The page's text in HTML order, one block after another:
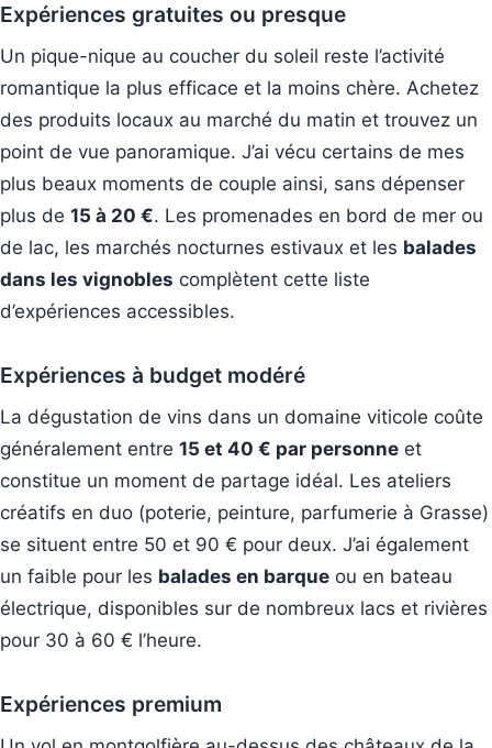
Expériences gratuites ou presque
Un pique-nique au coucher du soleil reste l’activité
romantique la plus efficace et la moins chère. Achetez
des produits locaux au marché du matin et trouvez un
point de vue panoramique. J’ai vécu certains de mes
plus beaux moments de couple ainsi, sans dépenser
plus de 15 à 20 €. Les promenades en bord de mer ou
de lac, les marchés nocturnes estivaux et les balades
dans les vignobles complètent cette liste
d’expériences accessibles.
Expériences à budget modéré
La dégustation de vins dans un domaine viticole coûte
généralement entre 15 et 40 € par personne et
constitue un moment de partage idéal. Les ateliers
créatifs en duo (poterie, peinture, parfumerie à Grasse)
se situent entre 50 et 90 € pour deux. J’ai également
un faible pour les balades en barque ou en bateau
électrique, disponibles sur de nombreux lacs et rivières
pour 30 à 60 € l’heure.
Expériences premium